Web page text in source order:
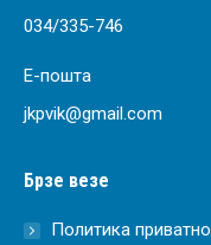
034/335-746
Е-пошта
jkpvik@gmail.com
Брзе везе
Политика